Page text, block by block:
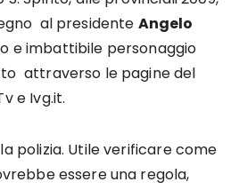
al presidente Angelo
e imbattibile personaggio
attraverso le pagine del
e Ivg.it.
polizia. Utile verificare come
essere una regola,